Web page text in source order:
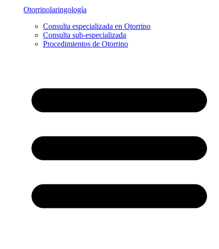
Otorrinolaringología
Consulta especializada en Otorrino
Consulta sub-especializada
Procedimientos de Otorrino